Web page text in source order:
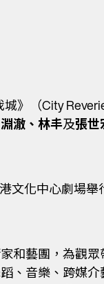
》（City
澈、林丰及張世
文化中心劇場
和藝團，為觀
、音樂、跨媒